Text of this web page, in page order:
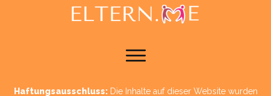
Haftungsausschluss:Die Inhalte auf dieser Website wurden